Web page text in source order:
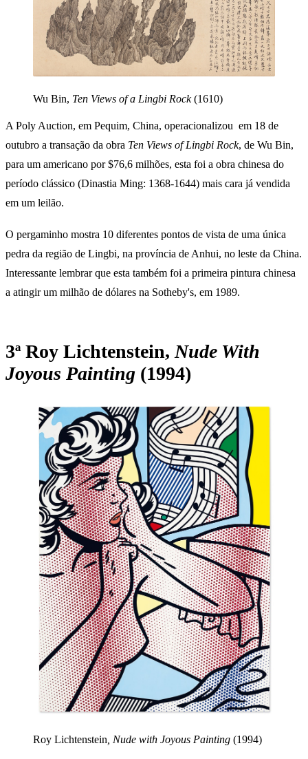
Wu Bin, Ten Views of a Lingbi Rock(1610)
A Poly Auction, em Pequim, China, operacionalizou em 18 de
outubro a transação da obra Ten Views of Lingbi Rock, de Wu Bin,
para um americano por $76,6 milhões, esta foi a obra chinesa do
período clássico (Dinastia Ming: 1368-1644) mais cara já vendida
em um leilão.
O pergaminho mostra 10 diferentes pontos de vista de uma única
pedra da região de Lingbi, na província de Anhui, no leste da China.
Interessante lembrar que esta também foi a primeira pintura chinesa
a atingir um milhão de dólares na Sotheby's, em 1989.
3ª Roy Lichtenstein, Nude With
Joyous Painting (1994)
Roy Lichtenstein , Nude with Joyous Painting (1994)